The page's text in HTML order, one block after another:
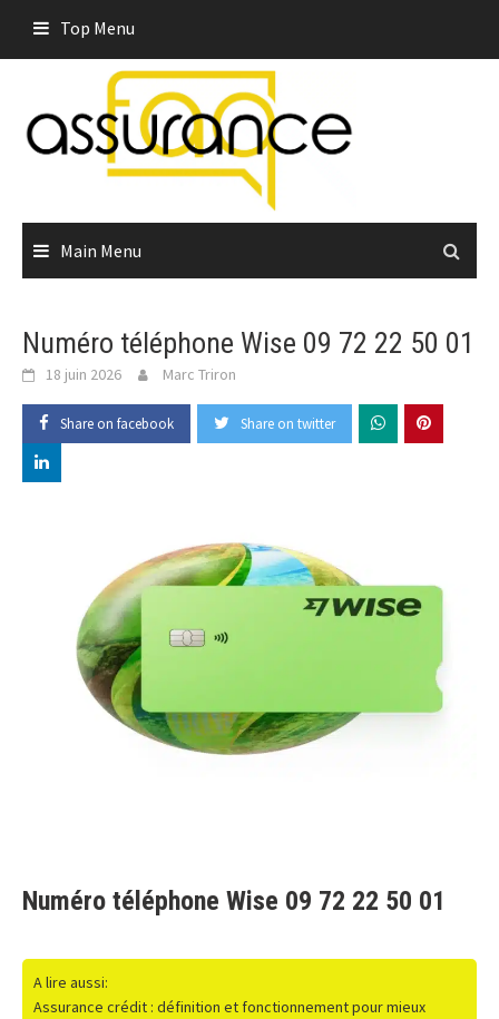
content
Top Menu
Main Menu
Numéro téléphone Wise 09 72 22 50 01
18 juin 2026 Marc Triron
Share on facebook Share on twitter
Numéro téléphone Wise 09 72 22 50 01
A lire aussi:
Assurance crédit : définition et fonctionnement pour mieux